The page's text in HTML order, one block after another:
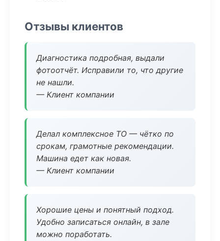
Отзывы клиентов
Диагностика подробная, выдали
фотоотчёт. Исправили то, что другие
не нашли.
— Клиент компании
Делал комплексное ТО — чётко по
срокам, грамотные рекомендации.
Машина едет как новая.
— Клиент компании
Хорошие цены и понятный подход.
Удобно записаться онлайн, в зале
можно поработать.